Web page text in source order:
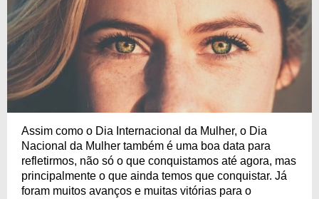
Assim como o Dia Internacional da Mulher, o Dia
Nacional da Mulher também é uma boa data para
refletirmos, não só o que conquistamos até agora, mas
principalmente o que ainda temos que conquistar. Já
foram muitos avanços e muitas vitórias para o